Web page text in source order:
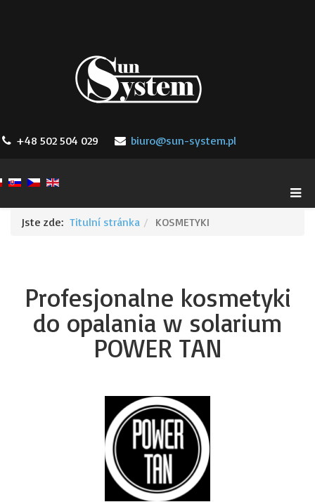
+48 502 504 029 biuro@sun-system.pl
Jste zde: Titulní stránka KOSMETYKI
Profesjonalne kosmetyki
do opalania w solarium
POWER TAN